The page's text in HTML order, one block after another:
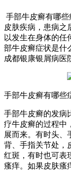
手部牛皮癣有哪
皮肤疾病，患病之
以发生在身体的任
部牛皮癣症状是什
成都银康银屑病医
手部牛皮癣有哪些
手部牛皮癣的发病
疗牛皮癣的过程中
展而来。有时头、
背、手指关节处，
红斑，有时也可表
瘙痒。如果皮肤瘙